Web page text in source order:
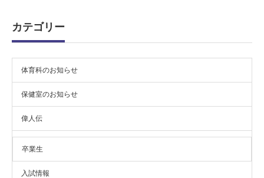
カテゴリー
体育科のお知らせ
保健室のお知らせ
偉人伝
卒業生
入試情報